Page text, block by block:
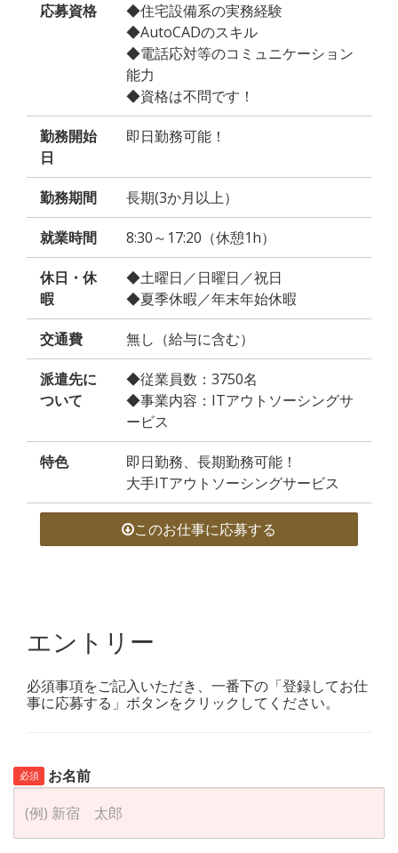
応募資格
◆住宅設備系の実務経験
◆AutoCADのスキル
◆電話応対等のコミュニケーション
能力
◆資格は不問です！
勤務開始
日
即日勤務可能！
勤務期間 長期(3か月以上）
就業時間 8:30～17:20（休憩1h）
休日・休
暇
◆土曜日／日曜日／祝日
◆夏季休暇／年末年始休暇
交通費 無し（給与に含む）
派遣先に
ついて
◆従業員数：3750名
◆事業内容：ITアウトソーシングサ
ービス
特色
即日勤務、長期勤務可能！
大手ITアウトソーシングサービス
このお仕事に応募する
エントリー
必須事項をご記入いただき、一番下の「登録してお仕
事に応募する」ボタンをクリックしてください。
必須 お名前